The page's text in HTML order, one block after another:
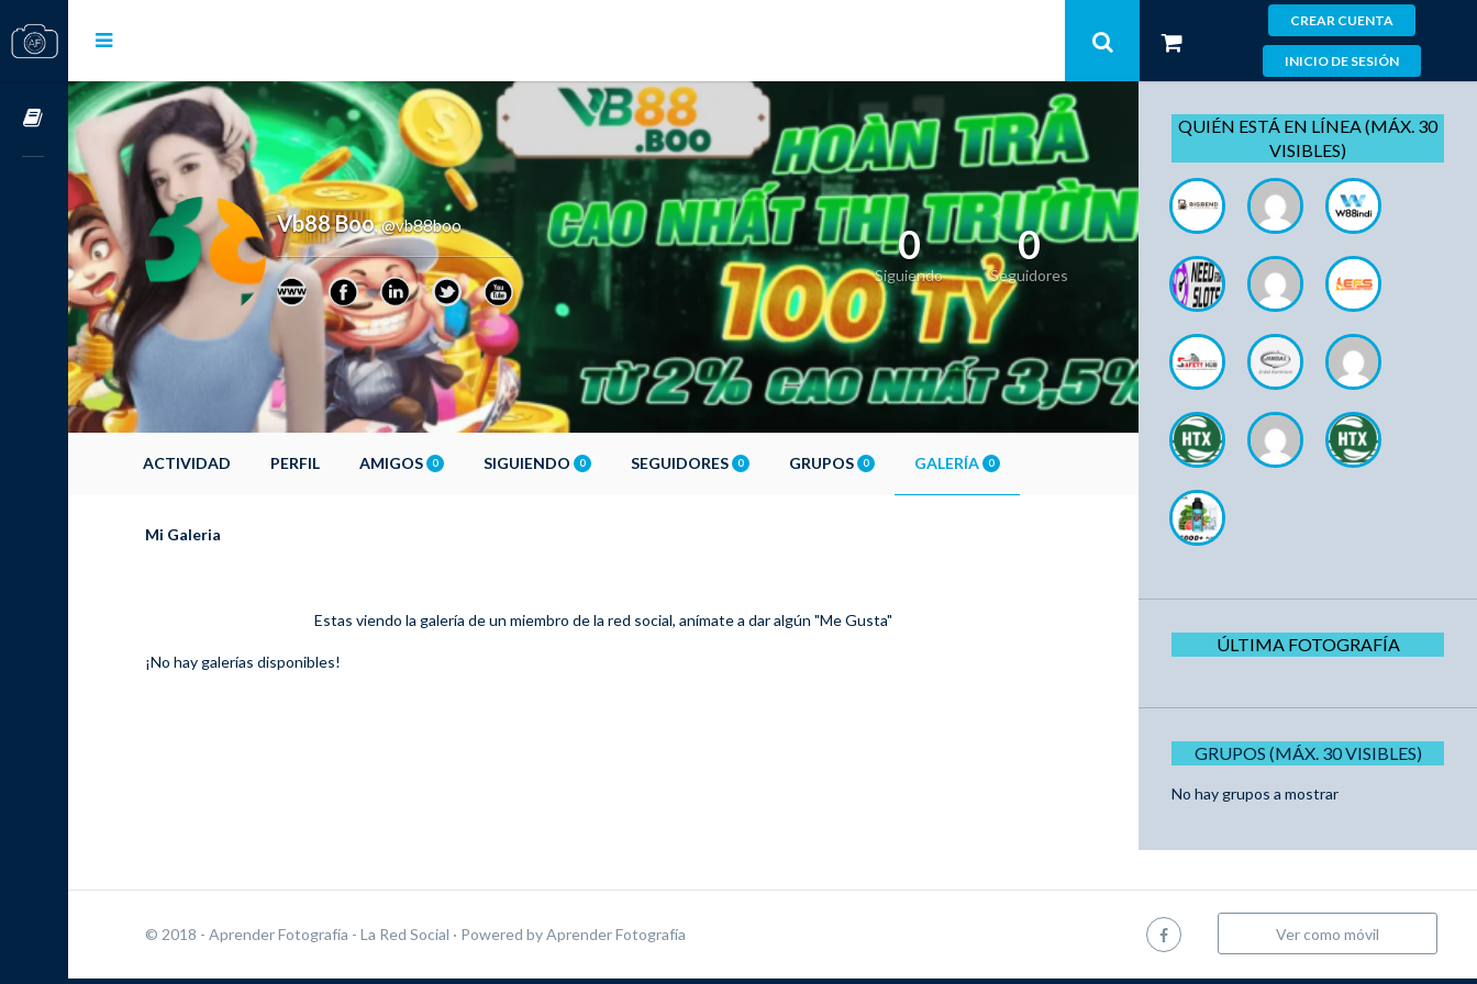
CREAR CUENTA
INICIO DE SESIÓN
Cursos OnLine
Vb88 Boo,@vb88boo 0
Siguiendo
0
Seguidores
ACTIVIDAD PERFIL AMIGOS 0 SIGUIENDO 0 SEGUIDORES 0 GRUPOS 0 GALERÍA 0
Mi Galeria
Estas viendo la galería de un miembro de la red social, anímate a dar algún "Me Gusta"
¡No hay galerías disponibles!
QUIÉN ESTÁ EN LÍNEA (MÁX. 30
VISIBLES)
ÚLTIMA FOTOGRAFÍA
GRUPOS (MÁX. 30 VISIBLES)
No hay grupos a mostrar
© 2018 - Aprender Fotografía - La Red Social · Powered byAprender Fotografía